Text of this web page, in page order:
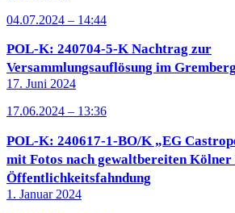
04.07.2024 – 14:44
POL-K: 240704-5-K Nachtrag zur
Versammlungsauflösung im
17. Juni 2024
17.06.2024 – 13:36
POL-K: 240617-1-BO/K „EG
mit Fotos nach gewaltbereiten
Öffentlichkeitsfahndung
1. Januar 2024